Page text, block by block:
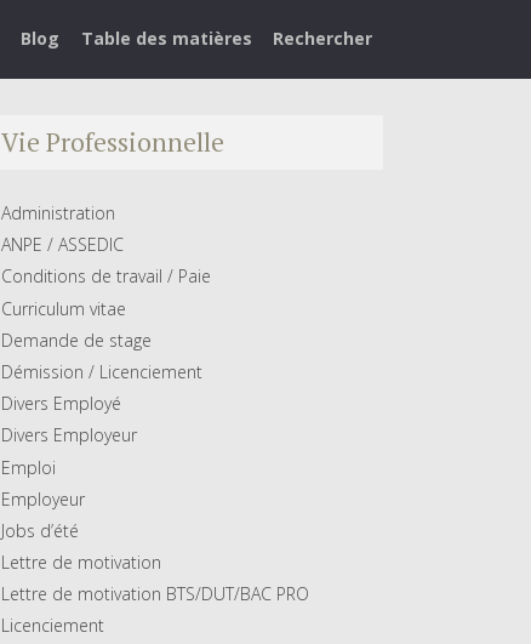
Blog Table des matières Rechercher
Vie Professionnelle
Administration
ANPE / ASSEDIC
Conditions de travail / Paie
Curriculum vitae
Demande de stage
Démission / Licenciement
Divers Employé
Divers Employeur
Emploi
Employeur
Jobs d’été
Lettre de motivation
Lettre de motivation BTS/DUT/BAC PRO
Licenciement